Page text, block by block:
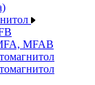
MFAB